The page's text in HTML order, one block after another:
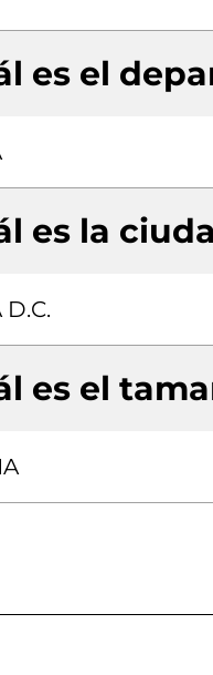
es el
es la
D.C.
es el